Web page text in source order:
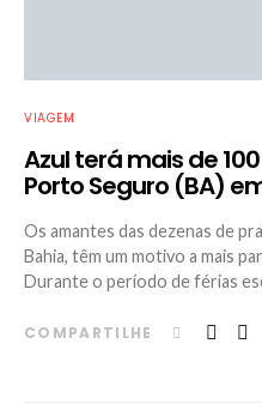
VIAGEM
Azul terá mais de
Porto Seguro (BA)
Os amantes das dezenas de
Bahia, têm um motivo a mais
Durante o período de férias
COMPARTILHE